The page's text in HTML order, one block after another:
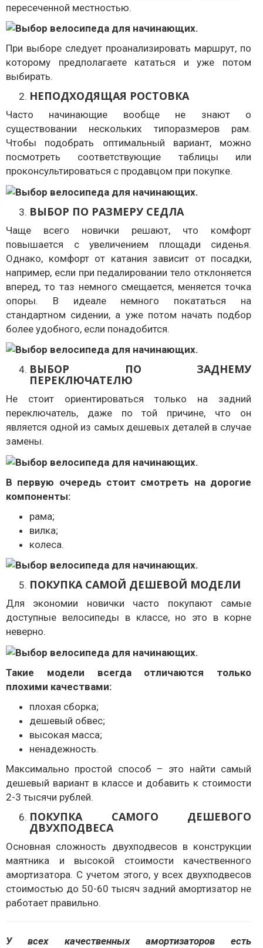
пересеченной местностью.
При выборе следует проанализировать маршрут, по
которому предполагаете кататься и уже потом
выбирать.
НЕПОДХОДЯЩАЯ РОСТОВКА
Часто начинающие вообще не знают о
существовании нескольких типоразмеров рам.
Чтобы подобрать оптимальный вариант, можно
посмотреть соответствующие таблицы или
проконсультироваться с продавцом при покупке.
ВЫБОР ПО РАЗМЕРУ СЕДЛА
Чаще всего новички решают, что комфорт
повышается с увеличением площади сиденья.
Однако, комфорт от катания зависит от посадки,
например, если при педалировании тело отклоняется
вперед, то таз немного смещается, меняется точка
опоры. В идеале немного покататься на
стандартном сидении, а уже потом начать подбор
более удобного, если понадобится.
ВЫБОР ПО ЗАДНЕМУ
ПЕРЕКЛЮЧАТЕЛЮ
Не стоит ориентироваться только на задний
переключатель, даже по той причине, что он
является одной из самых дешевых деталей в случае
замены.
В первую очередь стоит смотреть на дорогие
компоненты:
рама;
вилка;
колеса.
ПОКУПКА САМОЙ ДЕШЕВОЙ МОДЕЛИ
Для экономии новички часто покупают самые
доступные велосипеды в классе, но это в корне
неверно.
Такие модели всегда отличаются только
плохими качествами:
плохая сборка;
дешевый обвес;
высокая масса;
ненадежность.
Максимально простой способ – это найти самый
дешевый вариант в классе и добавить к стоимости
2-3 тысячи рублей.
ПОКУПКА САМОГО ДЕШЕВОГО
ДВУХПОДВЕСА
Основная сложность двухподвесов в конструкции
маятника и высокой стоимости качественного
амортизатора. С учетом этого, у всех двухподвесов
стоимостью до 50-60 тысяч задний амортизатор не
работает правильно.
У всех качественных амортизаторов есть